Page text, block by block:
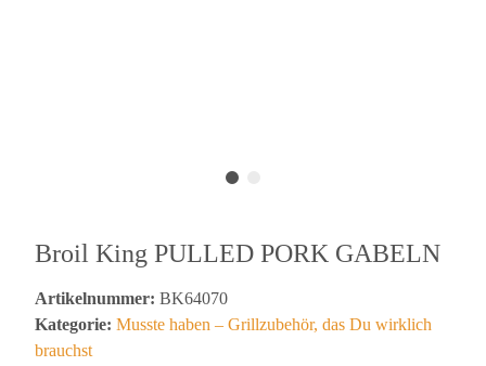
Broil King PULLED PORK GABELN
Artikelnummer: BK64070
Kategorie: Musste haben – Grillzubehör, das Du wirklich
brauchst